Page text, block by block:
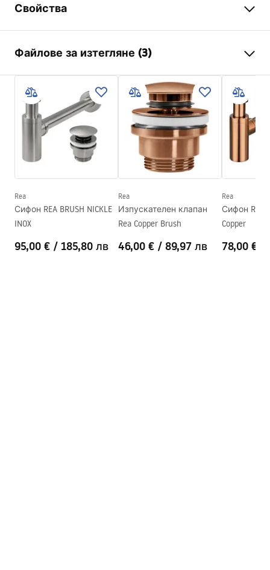
Свойства
Материал
Санитарна керамика
Цвят
Бял
завършек
Лъскав
Дължина
620mm
Ширина
330mm
Височина
115mm
95mm
Форма
Отвор на батерията
НЕ
Файлове за изтегляне (3)
Инструкции за инсталиране
Basin.pdf
Deklaracja Właściwości Użytkowych
INFINITY GOLD BLACK Deklaracja.pdf
Гаранционни условия
Warranty_Terms_and_Conditions_Basins_-_5.pdf
Rea
Сифон REA BRUSH NICKLE
INOX
95,00 € / 185,80 лв
Rea
Изпускателен клапан
Rea Copper Brush
46,00 € / 89,97 лв
Rea
Сифон Rea
Copper
78,00 €